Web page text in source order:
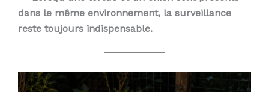
dans le même environnement, la surveillance
reste toujours indispensable.